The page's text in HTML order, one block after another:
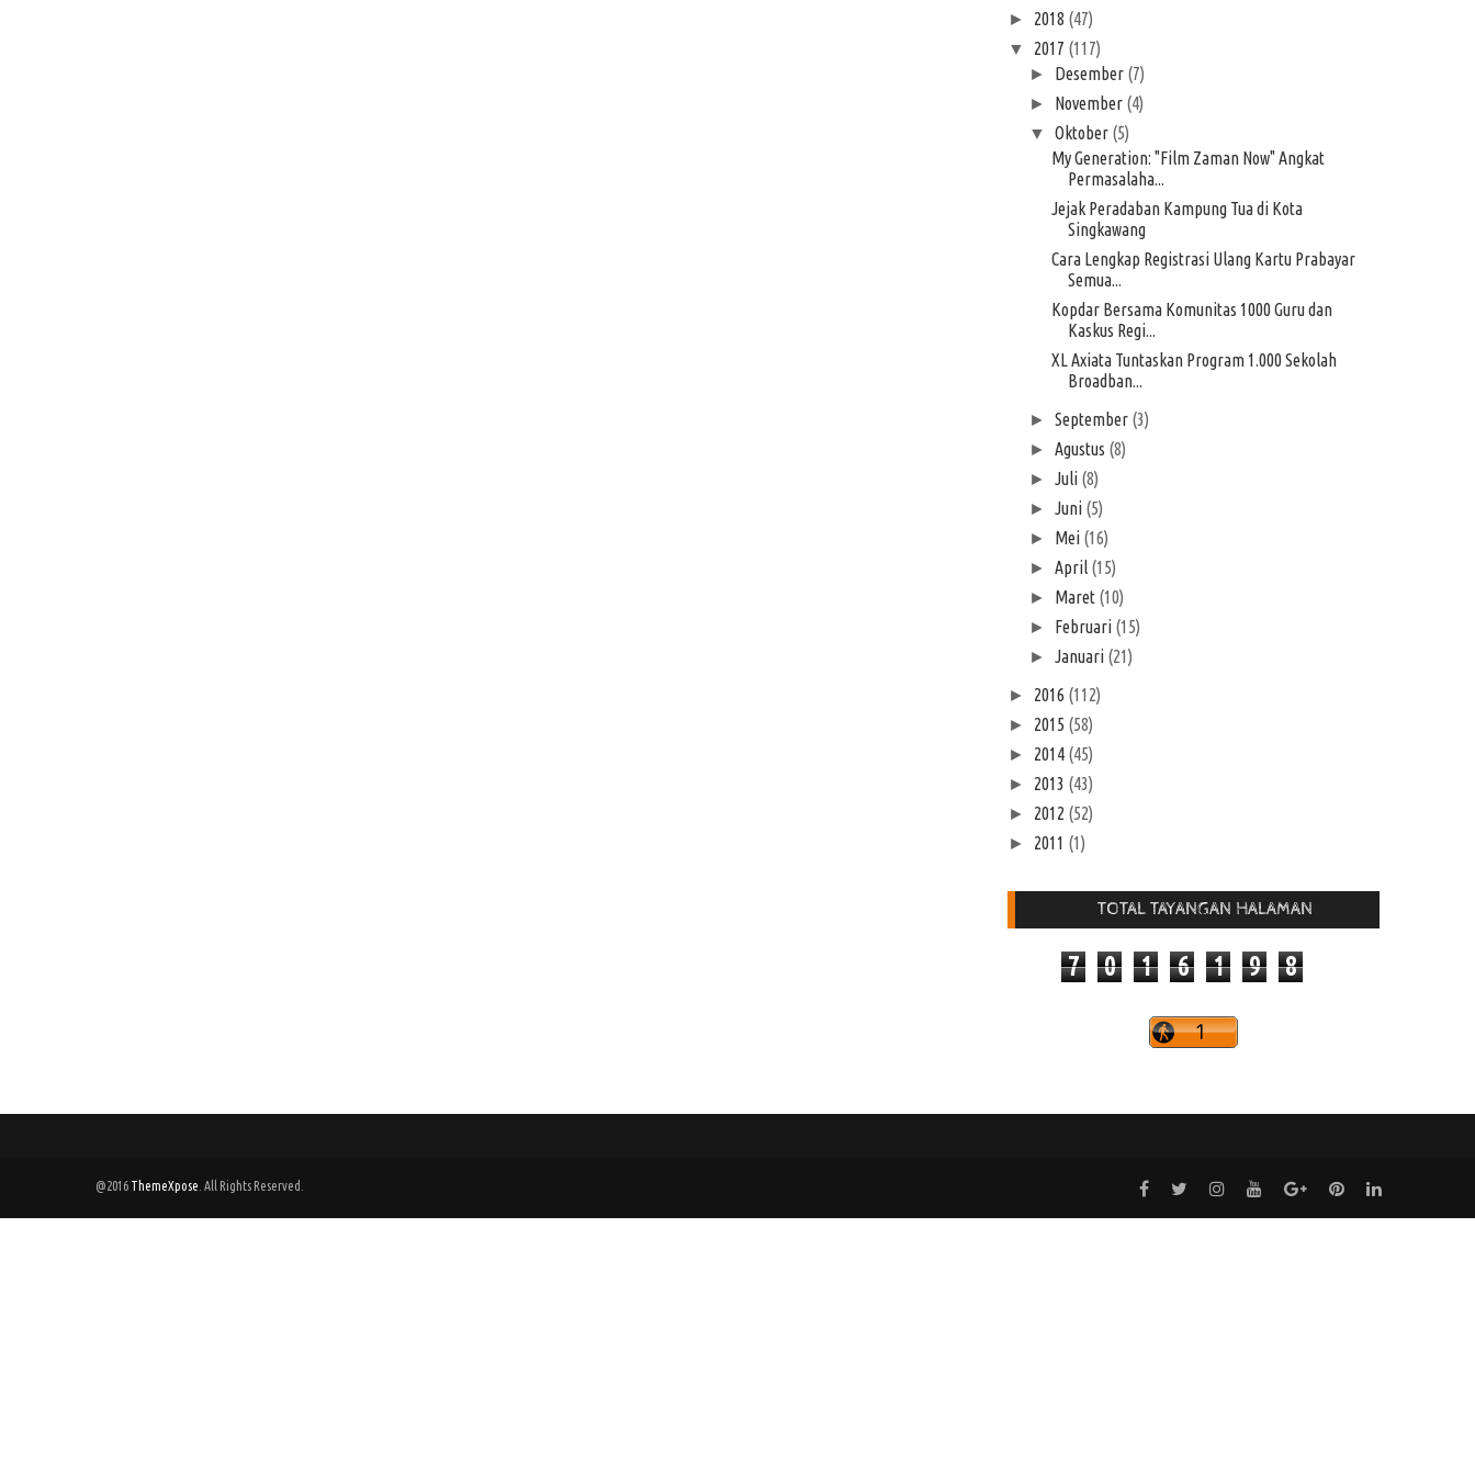
► 2018 (47)
▼ 2017 (117)
► Desember (7)
► November (4)
▼ Oktober (5)
My Generation: "Film Zaman Now" Angkat
Permasalaha...
Jejak Peradaban Kampung Tua di Kota
Singkawang
Cara Lengkap Registrasi Ulang Kartu Prabayar
Semua...
Kopdar Bersama Komunitas 1000 Guru dan
Kaskus Regi...
XL Axiata Tuntaskan Program 1.000 Sekolah
Broadban...
► September (3)
► Agustus (8)
► Juli (8)
► Juni (5)
► Mei (16)
► April (15)
► Maret (10)
► Februari (15)
► Januari (21)
► 2016 (112)
► 2015 (58)
► 2014 (45)
► 2013 (43)
► 2012 (52)
► 2011 (1)
TOTAL TAYANGAN HALAMAN
7 0 1 6 1 9 8
@2016 ThemeXpose . All Rights Reserved.